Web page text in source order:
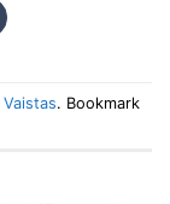
Vaistas. Bookmark